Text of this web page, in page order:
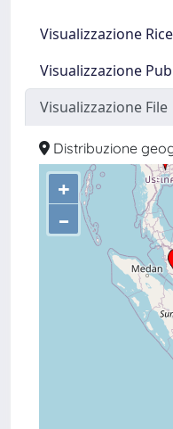
Visualizzazione
Visualizzazione
Visualizzazione File
Distribuzione
+
–